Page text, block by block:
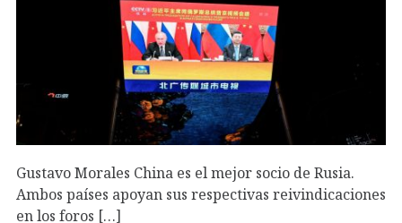
Gustavo Morales China es el mejor socio de Rusia.
Ambos países apoyan sus respectivas reivindicaciones
en los foros […]